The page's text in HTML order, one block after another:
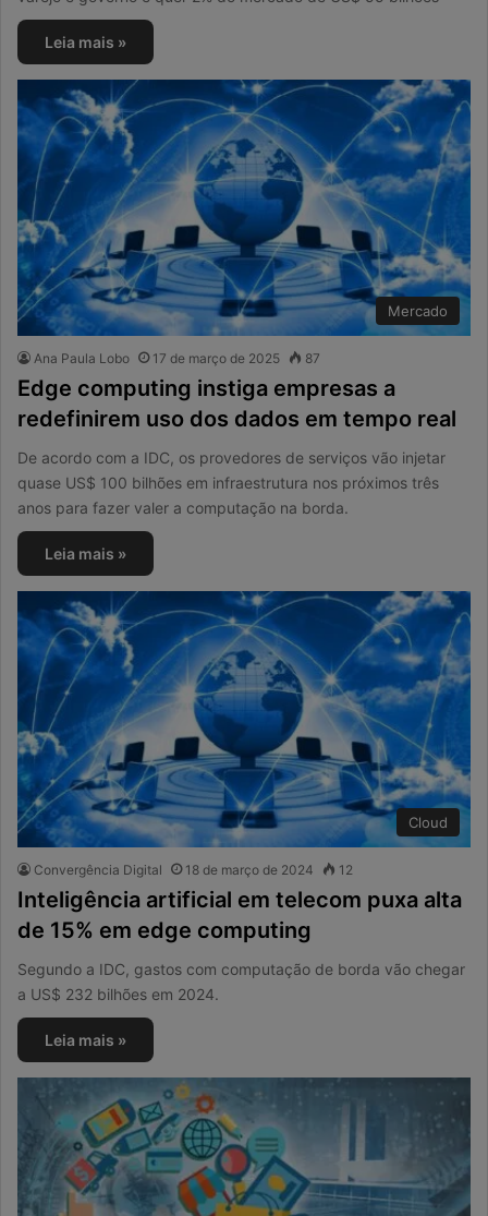
Leia mais »
Mercado
Ana Paula Lobo 17 de março de 2025 87
Edge computing instiga empresas a
redefinirem uso dos dados em tempo real
De acordo com a IDC, os provedores de serviços vão injetar
quase US$ 100 bilhões em infraestrutura nos próximos três
anos para fazer valer a computação na borda.
Leia mais »
Cloud
Convergência Digital 18 de março de 2024 12
Inteligência artificial em telecom puxa alta
de 15% em edge computing
Segundo a IDC, gastos com computação de borda vão chegar
a US$ 232 bilhões em 2024.
Leia mais »